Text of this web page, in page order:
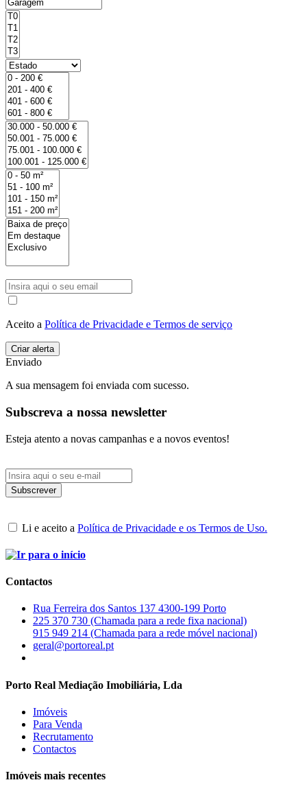
Aceito a Política de Privacidade e Termos de serviço
Enviado
A sua mensagem foi enviada com sucesso.
Subscreva a nossa newsletter
Esteja atento a novas campanhas e a novos eventos!
Li e aceito a Política de Privacidade e os Termos de Uso.
Contactos
Rua Ferreira dos Santos 137 4300-199 Porto
225 370 730 (Chamada para a rede fixa nacional)
915 949 214 (Chamada para a rede móvel nacional)
geral@portoreal.pt
Porto Real Mediação Imobiliária, Lda
Imóveis
Para Venda
Recrutamento
Contactos
Imóveis mais recentes